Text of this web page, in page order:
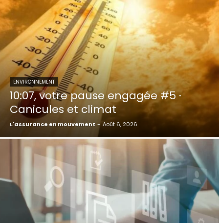
ENVIRONNEMENT
10:07, votre pause engagée #5 ·
Canicules et climat
L'assurance en mouvement - Août 6, 2026